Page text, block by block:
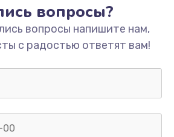
Pемонт карбюратора
1300 руб.
Заказать
капиллярной трубки
400 руб.
вопросы?
вопросы напишите нам,
с радостью ответят вам!